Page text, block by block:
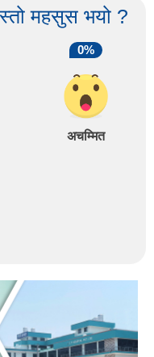
महसुस भयो ?
0%
अचम्मित